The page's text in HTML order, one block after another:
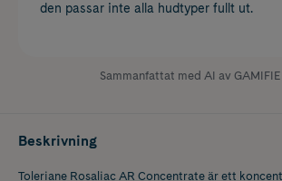
den passar inte alla hudtyper fullt ut.
Sammanfattat med AI av
Beskrivning
Toleriane Rosaliac AR Concentrate är ett